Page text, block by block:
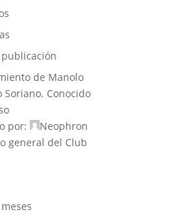
de Manolo
Soriano. Conocido
por:
Neophron
general del Club